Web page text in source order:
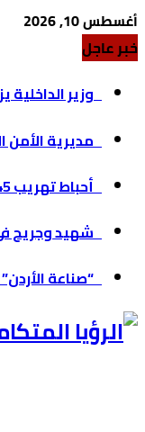
أغسطس 10, 2026
خبر عاجل
وزير الداخلية
مديرية الأمن العام
أحباط تهريب 45 كغم من الكريستال القاتل في أكبر...
شهيد وجريح في
“صناعة